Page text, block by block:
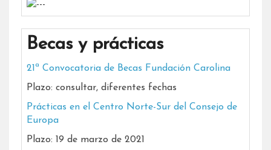
Becas y prácticas
21ª Convocatoria de Becas Fundación Carolina
Plazo: consultar, diferentes fechas
Prácticas en el Centro Norte-Sur del Consejo de
Europa
Plazo: 19 de marzo de 2021